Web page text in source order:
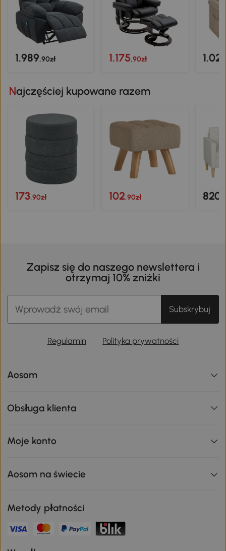
1.989,90zł 1.175,90zł
Najczęściej kupowane razem
173,90zł 102,90zł 820
Zapisz się do naszego newslettera i
otrzymaj 10% zniżki
Subskrybuj
Regulamin Polityka prywatności
Aosom
Obsługa klienta
Moje konto
Aosom na świecie
Metody płatności